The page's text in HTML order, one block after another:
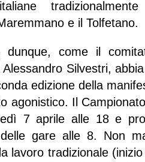
italiane
e il Tolfetano.
dunque, come il
Silvestri,
edizione della
agonistico. Il
7 aprile alle 18 e
gare alle 8. Non
lavoro tradizionale